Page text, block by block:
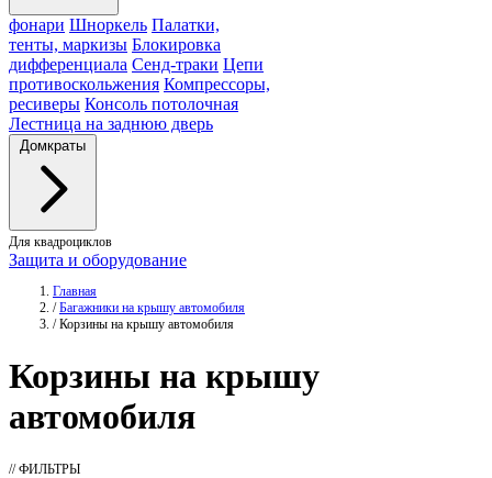
фонари Шноркель Палатки,
тенты, маркизы Блокировка
дифференциала Сенд-траки Цепи
противоскольжения Компрессоры,
ресиверы Консоль потолочная
Лестница на заднюю дверь
Домкраты
Для квадроциклов
Защита и оборудование
Главная
/ Багажники на крышу автомобиля
/ Корзины на крышу автомобиля
Корзины на крышу
автомобиля
// ФИЛЬТРЫ